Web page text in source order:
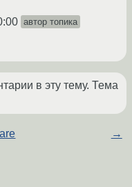
автор топика
в эту тему. Тема
→